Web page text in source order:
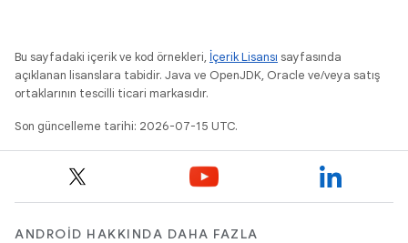
Bu sayfadaki içerik ve kod örnekleri, İçerik Lisansı sayfasında
açıklanan lisanslara tabidir. Java ve OpenJDK, Oracle ve/veya satış
ortaklarının tescilli ticari markasıdır.
Son güncelleme tarihi: 2026-07-15 UTC.
ANDROID HAKKINDA DAHA FAZLA